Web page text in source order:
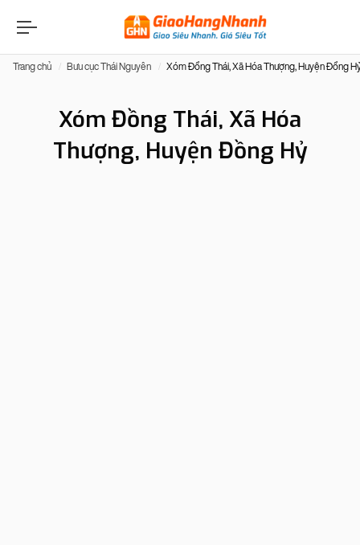
Trang chủ Bưu cục Thái Nguyên Xóm Đồng Thái, Xã Hóa Thượng, Huyện Đồng
Xóm Đồng Thái, Xã Hóa
Thượng, Huyện Đồng Hỷ